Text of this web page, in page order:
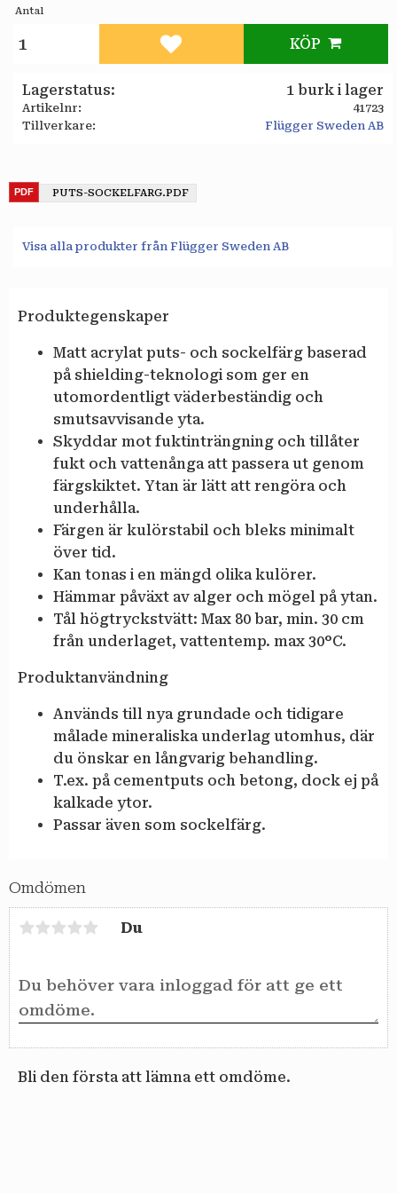
Antal
KÖP
Lägg till i favoriter
Lagerstatus 1 burk i lager
Artikelnr
41723
Tillverkare
Flügger Sweden AB
PUTS-SOCKELFARG.PDF
Visa alla produkter från Flügger Sweden AB
Produktegenskaper
Matt acrylat puts- och sockelfärg baserad
på shielding-teknologi som ger en
utomordentligt väderbeständig och
smutsavvisande yta.
Skyddar mot fuktinträngning och tillåter
fukt och vattenånga att passera ut genom
färgskiktet. Ytan är lätt att rengöra och
underhålla.
Färgen är kulörstabil och bleks minimalt
över tid.
Kan tonas i en mängd olika kulörer.
Hämmar påväxt av alger och mögel på ytan.
Tål högtryckstvätt: Max 80 bar, min. 30 cm
från underlaget, vattentemp. max 30°C.
Produktanvändning
Används till nya grundade och tidigare
målade mineraliska underlag utomhus, där
du önskar en långvarig behandling.
T.ex. på cementputs och betong, dock ej på
kalkade ytor.
Passar även som sockelfärg.
Omdömen
Du
Bli den första att lämna ett omdöme.